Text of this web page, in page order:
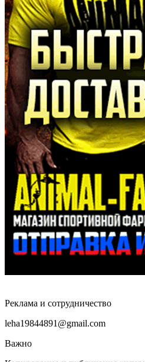
Реклама и сотрудничество
leha19844891@gmail.com
Важно